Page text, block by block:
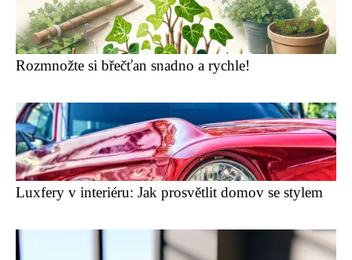
Rozmnožte si břečťan snadno a rychle!
Luxfery v interiéru: Jak prosvětlit domov se stylem